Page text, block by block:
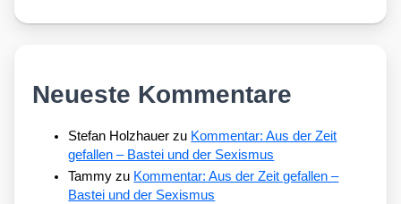
Neueste Kommentare
Stefan Holzhauer zu Kommentar: Aus der Zeit
gefallen – Bastei und der Sexismus
Tammy zu Kommentar: Aus der Zeit gefallen –
Bastei und der Sexismus